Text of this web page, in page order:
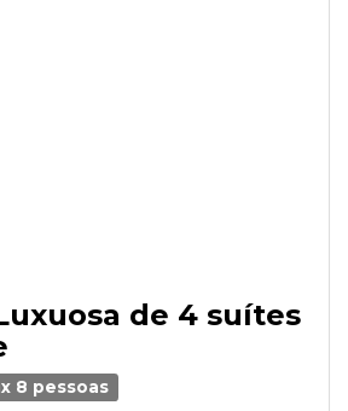
de 4 suítes
8 pessoas